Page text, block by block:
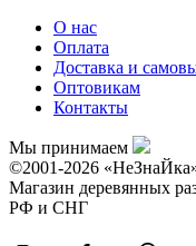
О нас
Оплата
Доставка и
Оптовикам
Контакты
Мы принимаем
©2001-2026
Магазин деревянных
РФ и СНГ